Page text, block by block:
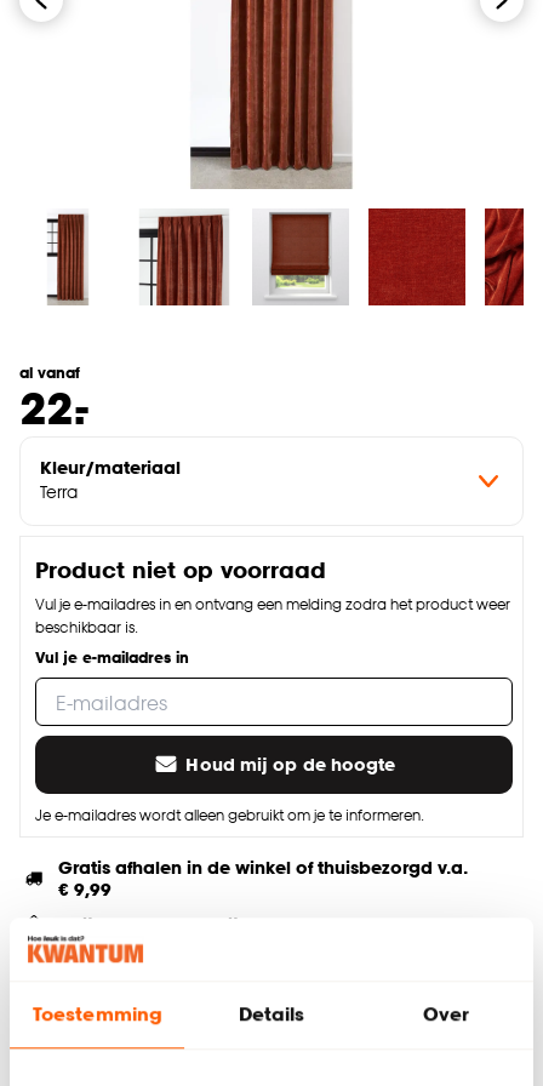
Toestemming Details Over
al vanaf
22.
-
Kleur/materiaal
Terra
Product niet op voorraad
Vul je e-mailadres in en ontvang een melding zodra het product weer
beschikbaar is.
Vul je e-mailadres in
Houd mij op de hoogte
Je e-mailadres wordt alleen gebruikt om je te informeren.
Gratis afhalen in de winkel of thuisbezorgd v.a.
€ 9,99
Altijd de laagste prijs
Speciaal voor jou op maat gemaakt
Deel jouw product & volg ons op social